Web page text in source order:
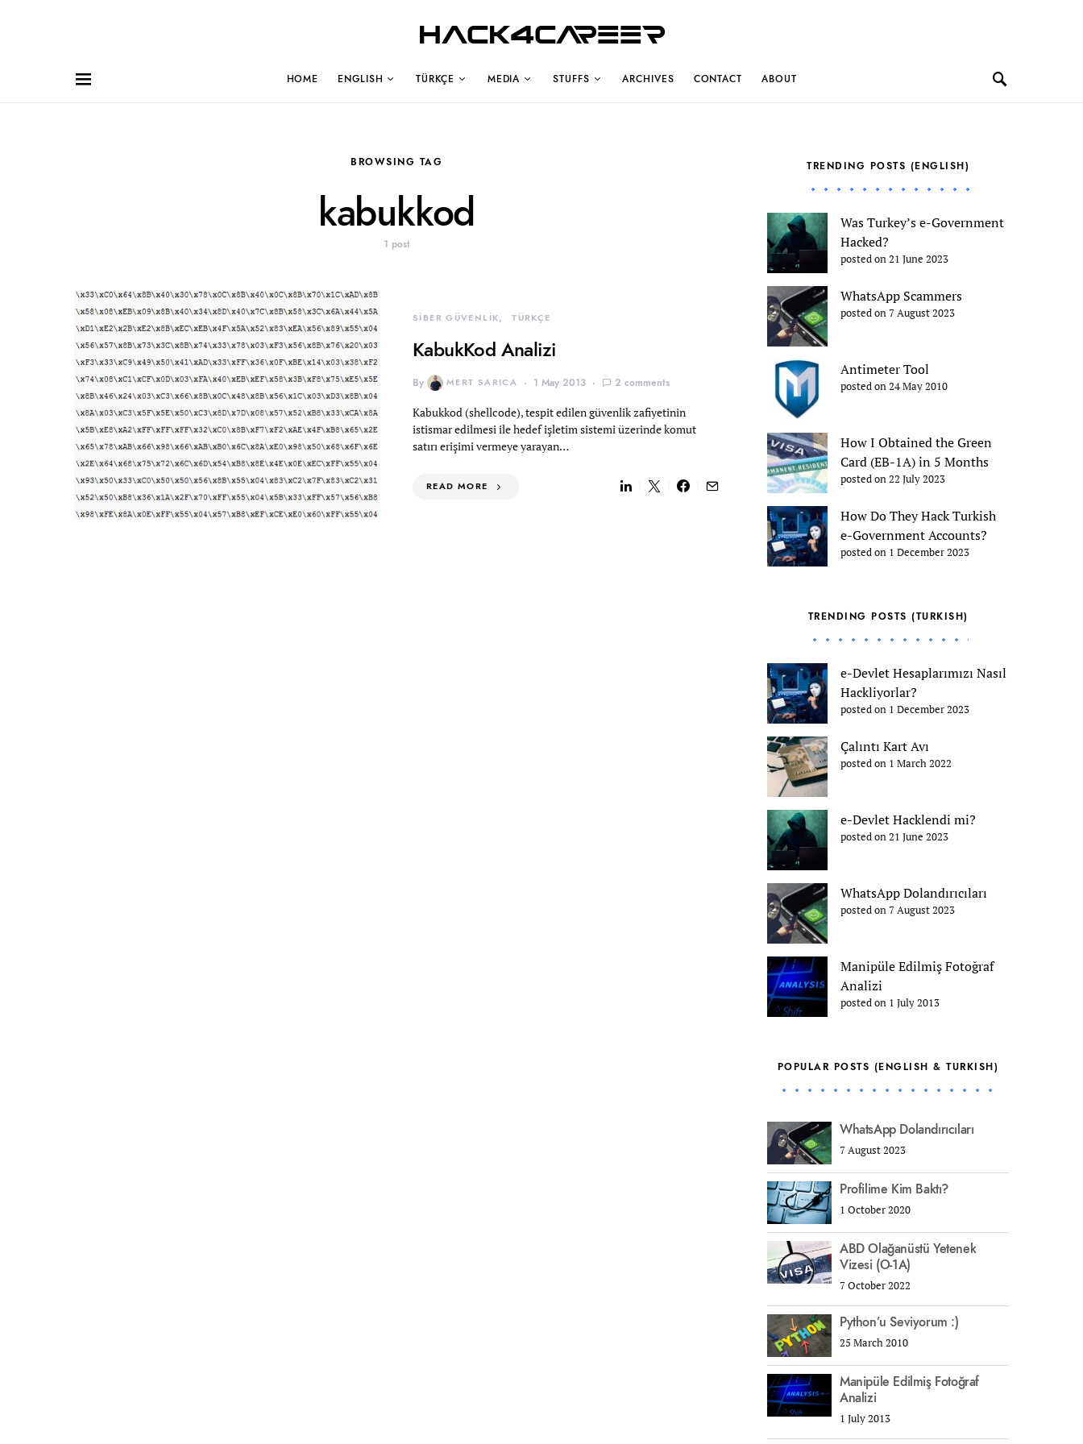
Hack4Career
HOME ENGLISH TÜRKÇE MEDIA STUFFS ARCHIVES CONTACT ABOUT
BROWSING TAG
kabukkod
1 post
SİBER GÜVENLİK TÜRKÇE
KabukKod Analizi
By MERT SARICA 1 May 2013 2 comments
Kabukkod (shellcode), tespit edilen güvenlik zafiyetinin
istismar edilmesi ile hedef işletim sistemi üzerinde komut
satırı erişimi vermeye yarayan…
READ MORE
TRENDING POSTS (ENGLISH)
Was Turkey’s e-Government
Hacked?
posted on 21 June 2023
WhatsApp Scammers
posted on 7 August 2023
Antimeter Tool
posted on 24 May 2010
How I Obtained the Green
Card (EB-1A) in 5 Months
posted on 22 July 2023
How Do They Hack Turkish
e-Government Accounts?
posted on 1 December 2023
TRENDING POSTS (TURKISH)
e-Devlet Hesaplarımızı Nasıl
Hackliyorlar?
posted on 1 December 2023
Çalıntı Kart Avı
posted on 1 March 2022
e-Devlet Hacklendi mi?
posted on 21 June 2023
WhatsApp Dolandırıcıları
posted on 7 August 2023
Manipüle Edilmiş Fotoğraf
Analizi
posted on 1 July 2013
POPULAR POSTS (ENGLISH & TURKISH)
WhatsApp Dolandırıcıları
7 August 2023
Profilime Kim Baktı?
1 October 2020
ABD Olağanüstü Yetenek
Vizesi (O-1A)
7 October 2022
Python’u Seviyorum :)
25 March 2010
Manipüle Edilmiş Fotoğraf
Analizi
1 July 2013